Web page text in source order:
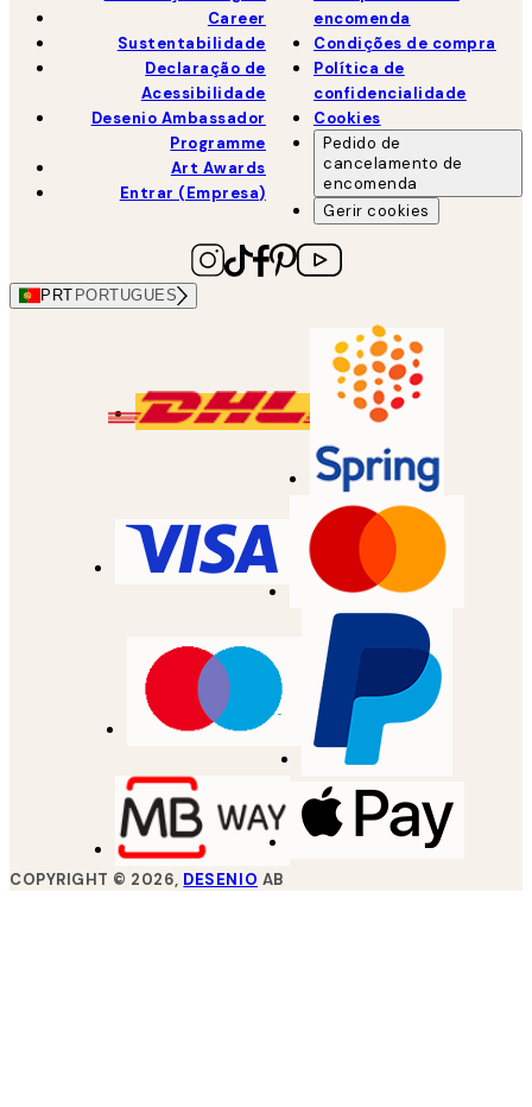
Career
Sustentabilidade
Declaração de
Acessibilidade
Desenio Ambassador
Programme
Art Awards
Entrar (Empresa)
encomenda
Condições de compra
Política de
confidencialidade
Cookies
Pedido de
cancelamento de
encomenda
Gerir cookies
PRT PORTUGUES
COPYRIGHT © 2026, DESENIO AB